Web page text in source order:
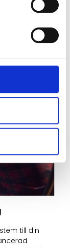
information?
i säkert
vår
till din